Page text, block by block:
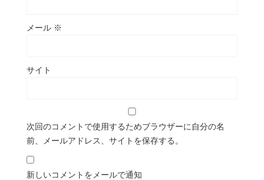
メール ※
サイト
次回のコメントで使用するためブラウザーに自分の名
前、メールアドレス、サイトを保存する。
新しいコメントをメールで通知